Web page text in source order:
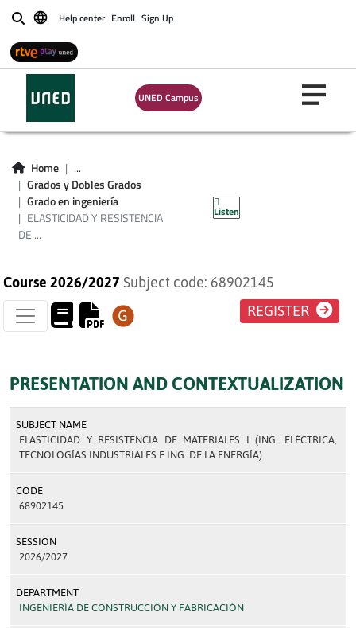
BuscarHelp center Enroll Sign Up
UNED Campus
Home
...
Grados y Dobles Grados
Grado en ingeniería
ELASTICIDAD Y RESISTENCIA
DE ...
Listen
MATERIALES I (ING.
ELÉCTRICA,
TECNOLOGÍAS
INDUSTRIALES E
ING. DE LA
ENERGÍA)
Course 2026/2027 Subject code: 68902145
REGISTER
PRESENTATION AND CONTEXTUALIZATION
SUBJECT NAME
ELASTICIDAD Y RESISTENCIA DE MATERIALES I (ING. ELÉCTRICA,
TECNOLOGÍAS INDUSTRIALES E ING. DE LA ENERGÍA)
CODE
68902145
SESSION
2026/2027
DEPARTMENT
INGENIERÍA DE CONSTRUCCIÓN Y FABRICACIÓN